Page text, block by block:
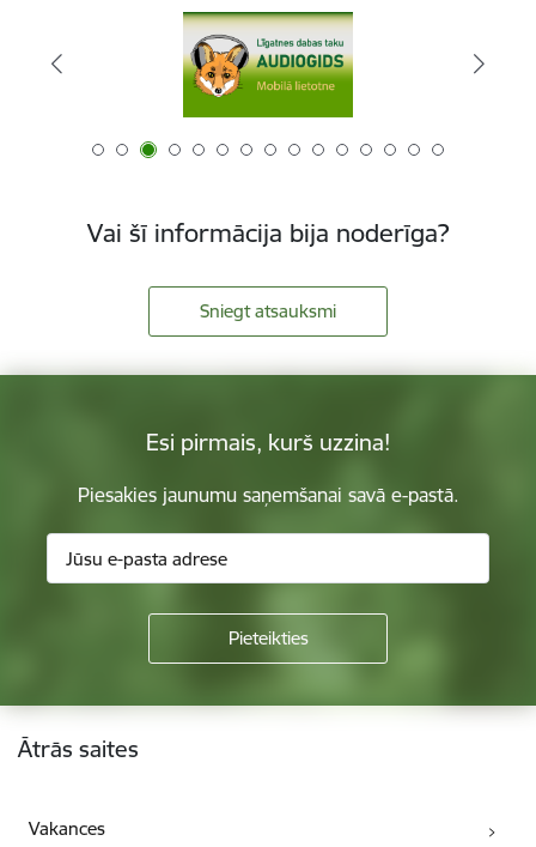
Vai šī informācija bija noderīga?
Sniegt atsauksmi
Esi pirmais, kurš uzzina!
Piesakies jaunumu saņemšanai savā e-pastā.
Kājene
Ātrās saites
Vakances